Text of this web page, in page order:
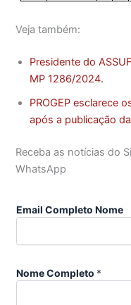
Veja também:
Presidente do
MP 1286/2024.
PROGEP esclarece
após a publicação
Receba as notícias do
WhatsApp
Email Completo Nome
Nome Completo *